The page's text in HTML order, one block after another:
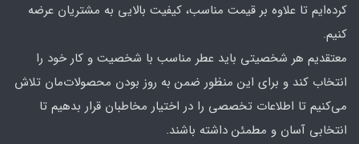
کرده‌ایم تا علاوه بر قیمت مناسب، کیفیت بالایی به مشتریان عرضه
کنیم.
معتقدیم هر شخصیتی باید عطر مناسب با شخصیت و کار خود را
انتخاب کند و برای این منظور ضمن به روز بودن محصولات‌مان تلاش
می‌کنیم تا اطلاعات تخصصی را در اختیار مخاطبان قرار بدهیم تا
انتخابی آسان و مطمئن داشته باشند.